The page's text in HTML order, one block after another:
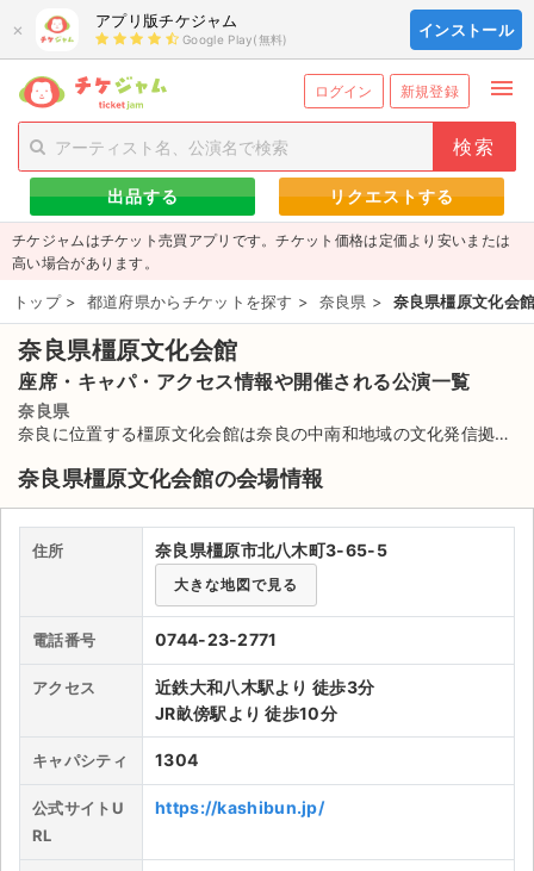
× アプリ版チケジャム
Google Play(無料) インストール
ログイン 新規登録 menu
person_add 新規会員登録 exit_to_app ログイン
チケットを探す
新着チケット
値下げしたチケット
都道府県からチケットを探す
もうすぐ開催のチケット
チケットのリクエスト一覧
取扱チケット
ライブ・コンサート（国内）
ライブ・コンサート（海外）
イベント
スポーツ
ご利用ガイド
出品する リクエストする
チケジャムはチケット売買アプリです。チケット価格は定価より安いまたは
高い場合があります。
トップ > 都道府県からチケットを探す > 奈良県 > 奈良県橿原文化会
奈良県橿原文化会館
座席・キャパ・アクセス情報や開催される公演一覧
奈良県
奈良に位置する橿原文化会館は奈良の中南和地域の文化発信拠点
ワンフロアーで、4つの羊歯の葉を十文字に組み合わせた模様が
律動感溢れる美しさだ。小型ホールは約300シートで、サークル
の成果発表や研究発表に最適である。その他展示ルーム・会議ル
ーム・練習ルームがあり学校や会社、団体問わず使用されてい
る。アクセスは近畿日本鉄道「大和八木駅」から徒歩3分ほどと
便利だが、自動車だとパーキングエリアが無いので注意が必要
だ。近くに近鉄百貨店パーキングエリアや、八木駅前パーキング
エリアはあるが有料である。ロッカーやクロークは無いので、必
要があれば大和八木駅の改札口付近にあるコインロッカーを使う
と良いだろう。近鉄百貨店橿原店がすぐ近くにあるので待ち合わ
と少し離れた場所に「託児所ルームリーフ」があるので一時預か
りの際は自動車があると良さそうだ。地元の吹奏楽部から会社の
入社説明会まで幅広く使用される施設であり、今後も地域を活性
奈良県橿原文化会館の会場情報
住所 奈良県橿原市北八木町3-65-5
大きな地図で見る
電話番号 0744-23-2771
アクセス
近鉄大和八木駅より 徒歩3分
JR畝傍駅より 徒歩10分
キャパシティ 1304
公式サイトU
RL
https://kashibun.jp/